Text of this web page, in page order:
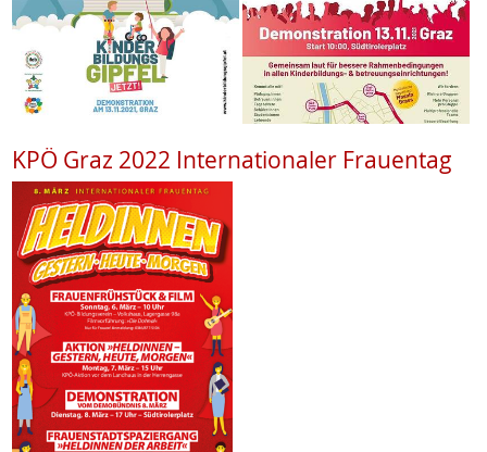
KPÖ Graz 2022 Internationaler Frauentag